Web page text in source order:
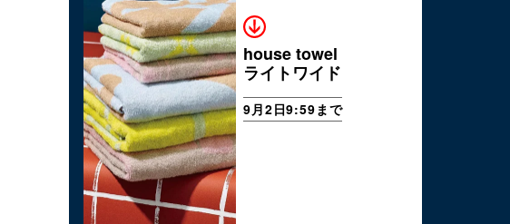
house towel
ライトワイド
9月2日9:59まで